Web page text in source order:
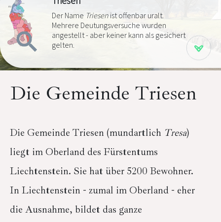
Der Name Triesen ist offenbar uralt.
Mehrere Deutungsversuche wurden
angestellt - aber keiner kann als gesichert
gelten.
Die Gemeinde Triesen
Die Gemeinde Triesen (mundartlich Tresa)
liegt im Oberland des Fürstentums
Liechtenstein. Sie hat über 5200 Bewohner.
In Liechtenstein - zumal im Oberland - eher
die Ausnahme, bildet das ganze